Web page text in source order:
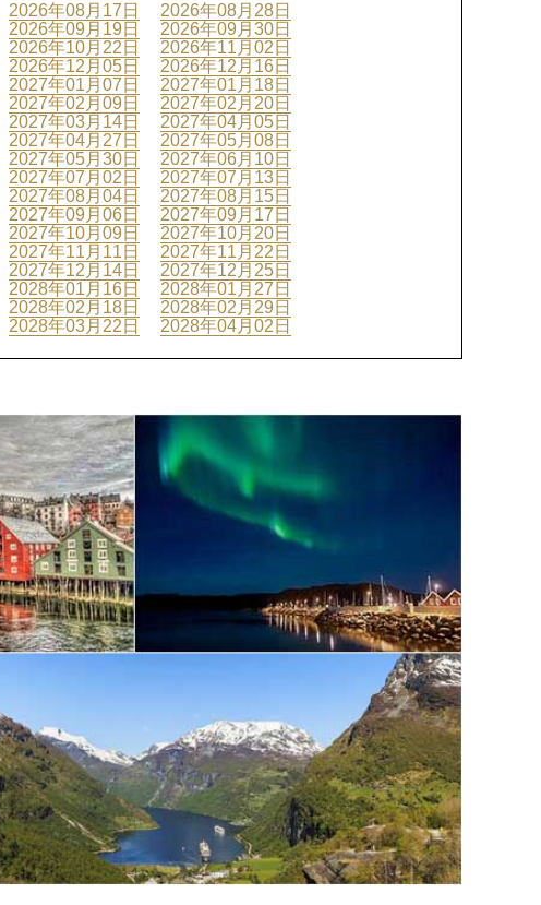
2026年08月17日
2026年08月28日
2026年09月19日
2026年09月30日
2026年10月22日
2026年11月02日
2026年12月05日
2026年12月16日
2027年01月07日
2027年01月18日
2027年02月09日
2027年02月20日
2027年03月14日
2027年04月05日
2027年04月27日
2027年05月08日
2027年05月30日
2027年06月10日
2027年07月02日
2027年07月13日
2027年08月04日
2027年08月15日
2027年09月06日
2027年09月17日
2027年10月09日
2027年10月20日
2027年11月11日
2027年11月22日
2027年12月14日
2027年12月25日
2028年01月16日
2028年01月27日
2028年02月18日
2028年02月29日
2028年03月22日 2028年04月02日